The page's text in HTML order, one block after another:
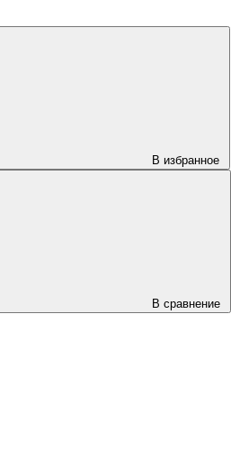
В избранное
В сравнение